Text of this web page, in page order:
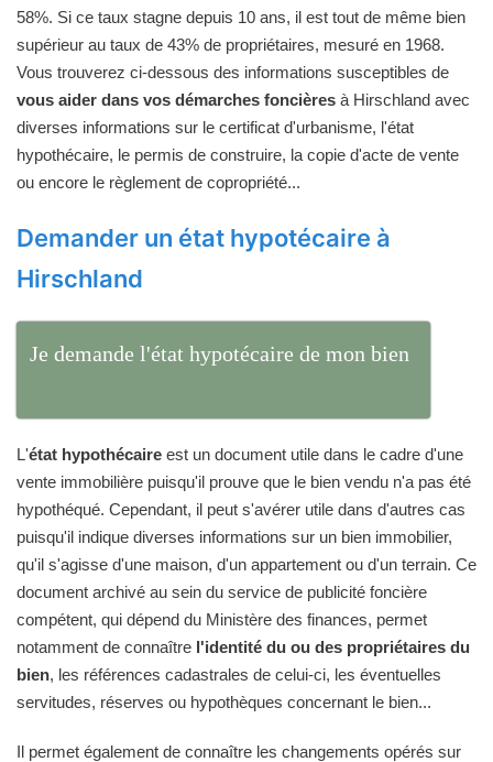
58%. Si ce taux stagne depuis 10 ans, il est tout de même bien
supérieur au taux de 43% de propriétaires, mesuré en 1968.
Vous trouverez ci-dessous des informations susceptibles de
vous aider dans vos démarches foncières à Hirschland avec
diverses informations sur le certificat d'urbanisme, l'état
hypothécaire, le permis de construire, la copie d'acte de vente
ou encore le règlement de copropriété...
Demander un état hypotécaire à
Hirschland
Je demande l'état hypotécaire de mon bien
L'état hypothécaire est un document utile dans le cadre d'une
vente immobilière puisqu'il prouve que le bien vendu n'a pas été
hypothéqué. Cependant, il peut s'avérer utile dans d'autres cas
puisqu'il indique diverses informations sur un bien immobilier,
qu'il s'agisse d'une maison, d'un appartement ou d'un terrain. Ce
document archivé au sein du service de publicité foncière
compétent, qui dépend du Ministère des finances, permet
notamment de connaître l'identité du ou des propriétaires du
bien, les références cadastrales de celui-ci, les éventuelles
servitudes, réserves ou hypothèques concernant le bien...
Il permet également de connaître les changements opérés sur